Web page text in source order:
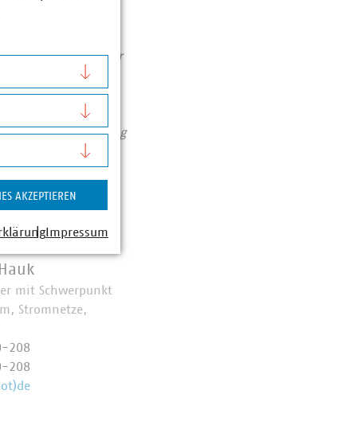
rund 78 Prozent
Immer mehr
pro Jahr über
Zahlen Daten Fakten
Unser Beitrag
vku-positionen/
mit Schwerpunkt
Stromnetze,
208
208
AKZEPTIEREN
Impressum